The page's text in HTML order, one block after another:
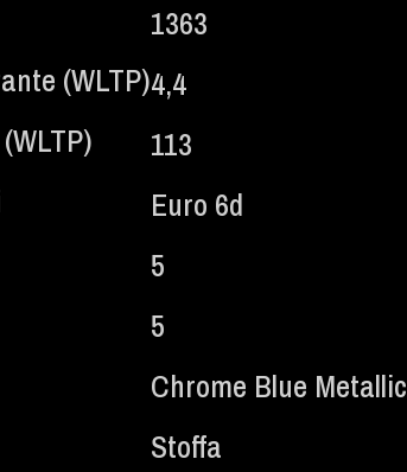
1363
(WLTP)4,4
113
Euro 6d
5
5
Chrome Blue Metallic
Stoffa